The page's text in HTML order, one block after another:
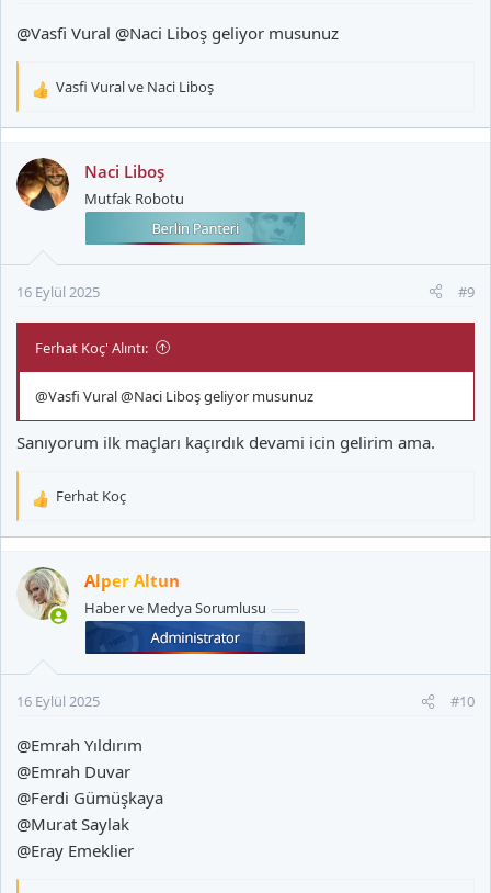
@Vasfi Vural @Naci Liboş geliyor musunuz
T
k
i
l
Vasfi Vuralve Naci Liboş
Naci Liboş
Mutfak Robotu
16 Eylül 2025 #9
Ferhat Koç' Alıntı:
@Vasfi Vural@Naci Liboşgeliyor musunuz
Sanıyorum ilk maçları kaçırdık devami icin gelirim ama.
T
k
i
l
Ferhat Koç
Alper Altun
Haber ve Medya Sorumlusu
16 Eylül 2025 #10
@Emrah Yıldırım
@Emrah Duvar
@Ferdi Gümüşkaya
@Murat Saylak
@Eray Emeklier